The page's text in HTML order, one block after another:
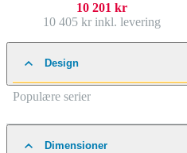
10 201 kr
10 405 kr inkl. levering
Design
Populære serier
Dimensioner